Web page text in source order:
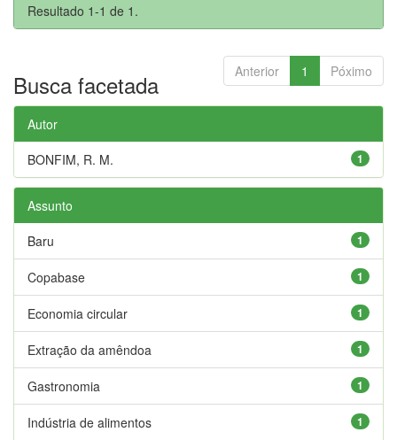
Resultado 1-1 de 1.
Anterior 1 Póximo
Busca facetada
Autor
1
BONFIM, R. M.
Assunto
1
Baru
1
Copabase
1
Economia circular
1
Extração da amêndoa
1
Gastronomia
1
Indústria de alimentos